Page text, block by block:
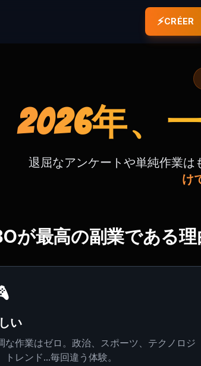
⚡CRÉER
2026年、
退屈なアンケートや単純作業は
け
が最高の副業である理
い
な作業はゼロ。政治、スポーツ、テクノロジ
トレンド...毎回違う体験。